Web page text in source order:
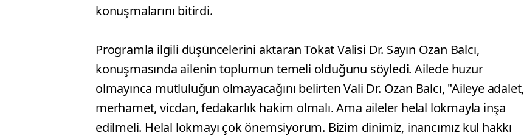
konuşmalarını bitirdi.
Programla ilgili düşüncelerini aktaran Tokat Valisi Dr. Sayın Ozan Balcı,
konuşmasında ailenin toplumun temeli olduğunu söyledi. Ailede huzur
olmayınca mutluluğun olmayacağını belirten Vali Dr. Ozan Balcı, "Aileye adalet,
merhamet, vicdan, fedakarlık hakim olmalı. Ama aileler helal lokmayla inşa
edilmeli. Helal lokmayı çok önemsiyorum. Bizim dinimiz, inancımız kul hakkı